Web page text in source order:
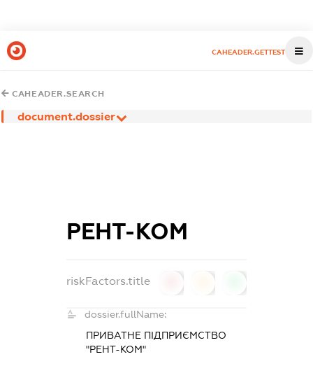
CAHEADER.GETTEST
CAHEADER.SEARCH
document.dossier
РЕНТ-КОМ
riskFactors.title
dossier.fullName:
ПРИВАТНЕ ПІДПРИЄМСТВО
"РЕНТ-КОМ"